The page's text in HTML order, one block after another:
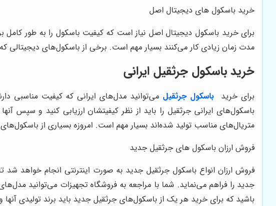
خرید باسکول های دیجیتال اصل
برای خرید باسکول دیجیتال اصل نیاز است که کیفیت باسکول را به طور
مدت زمان زیادی کار می‌کنند بسیار مهم است. برخی از باسکول‌های دیجیتالی
خرید باسکول جرثقیل ایرانی
برای خرید باسکول جرثقیل می‌توانید مدل‌های ایرانی که کیفیت مناسبی
باسکول‌های ایرانی جرثقیل را باید از نظر کیفیتشان ارزیابی کنید و سپس
متریال‌های مناسب تولید شده‌اند بسیار مهم است. امروزه بسیاری از
فروش ارزان باسکول های جرثقیل جدید
فروش ارزان انواع باسکول جرثقیل جدید به صورت اینترنتی انجام خواهد شد
جدید را فراهم می‌نماید. شما با مراجعه به فروشگاه تجهیزات می‌توانید
باشید که برای خرید هر یک از باسکول‌های جرثقیل جدید باید برند تولیدی آنها